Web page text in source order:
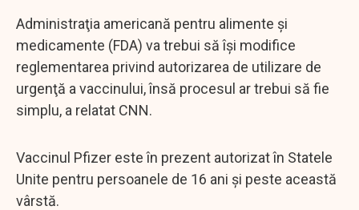
Administraţia americană pentru alimente şi
medicamente (FDA) va trebui să îşi modifice
reglementarea privind autorizarea de utilizare de
urgenţă a vaccinului, însă procesul ar trebui să fie
simplu, a relatat CNN.
Vaccinul Pfizer este în prezent autorizat în Statele
Unite pentru persoanele de 16 ani şi peste această
vârstă.